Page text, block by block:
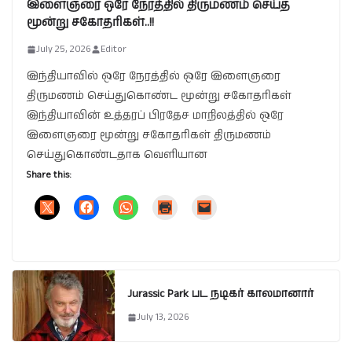
இளைஞரை ஒரே நேரத்தில் திருமணம் செய்த
மூன்று சகோதரிகள்..!!
July 25, 2026 Editor
இந்தியாவில் ஒரே நேரத்தில் ஒரே இளைஞரை
திருமணம் செய்துகொண்ட மூன்று சகோதரிகள்
இந்தியாவின் உத்தரப் பிரதேச மாநிலத்தில் ஒரே
இளைஞரை மூன்று சகோதரிகள் திருமணம்
செய்துகொண்டதாக வெளியான
Share this:
Jurassic Park பட நடிகர் காலமானார்
July 13, 2026